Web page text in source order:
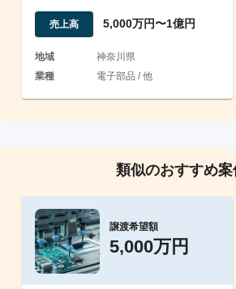
の極小精鋭メーカー
売上高 5,000万円〜1億円
地域
神奈川県
業種
電子部品 / 他
類似のおすすめ案
譲渡希望額
5,000万円